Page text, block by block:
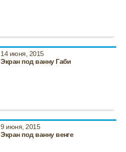
14 июня, 2015
Экран под ванну Габи
9 июня, 2015
Экран под ванну венге